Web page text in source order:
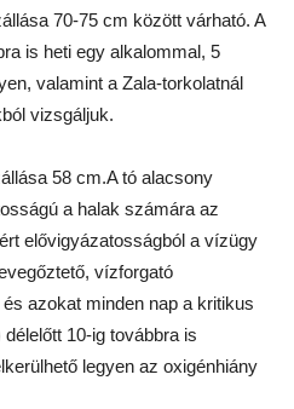
70-75 cm között várható. A
is heti egy alkalommal, 5
valamint a Zala-torkolatnál
vizsgáljuk.
58 cm.A tó alacsony
a halak számára az
elővigyázatosságból a vízügy
vízforgató
azokat minden nap a kritikus
10-ig továbbra is
legyen az oxigénhiány